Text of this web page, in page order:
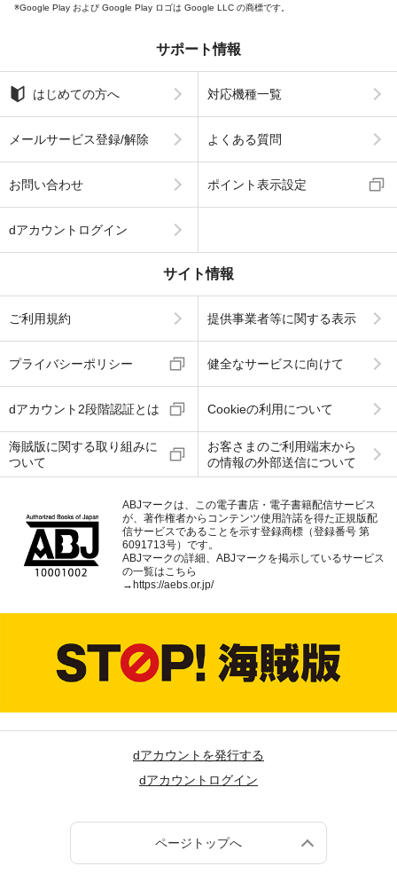
Google Play および Google Play ロゴは Google LLC の商標です。
サポート情報
はじめての方へ 対応機種一覧
メールサービス登録/解除 よくある質問
お問い合わせ ポイント表示設定
dアカウントログイン
サイト情報
ご利用規約 提供事業者等に関する表示
プライバシーポリシー 健全なサービスに向けて
dアカウント2段階認証とは Cookieの利用について
海賊版に関する取り組みに
ついて
お客さまのご利用端末から
の情報の外部送信について
ABJマークは、この電子書店・電子書籍配信サービス
が、著作権者からコンテンツ使用許諾を得た正規版配
信サービスであることを示す登録商標（登録番号 第
6091713号）です。
ABJマークの詳細、ABJマークを掲示しているサービス
の一覧はこちら
→ https://aebs.or.jp/
dアカウントを発行する
dアカウントログイン
ページトップへ